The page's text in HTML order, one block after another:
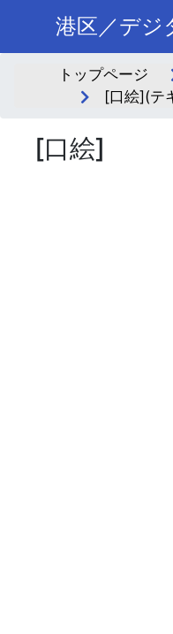
港区／デ
トップページ
[口絵](テ
[口絵]